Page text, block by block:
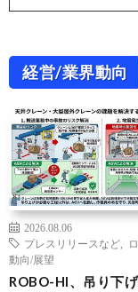
経営/業界動向
2026.08.06
プレスリリースなど
動向/展望
ROBO-HI、吊り下